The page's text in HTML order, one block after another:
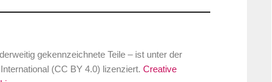
gekennzeichnete Teile – ist unter der
(CC BY 4.0) lizenziert. Creative